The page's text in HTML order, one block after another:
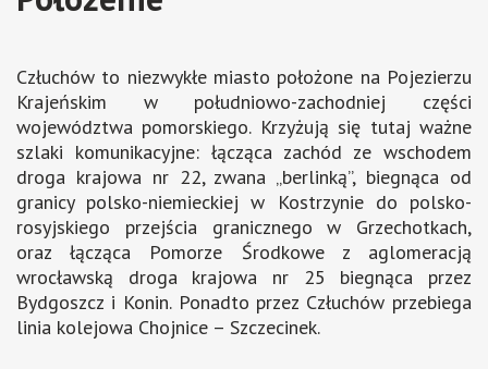
Człuchów to niezwykłe miasto położone na Pojezierzu
Krajeńskim w południowo-zachodniej części
województwa pomorskiego. Krzyżują się tutaj ważne
szlaki komunikacyjne: łącząca zachód ze wschodem
droga krajowa nr 22, zwana „berlinką”, biegnąca od
granicy polsko-niemieckiej w Kostrzynie do polsko-
rosyjskiego przejścia granicznego w Grzechotkach,
oraz łącząca Pomorze Środkowe z aglomeracją
wrocławską droga krajowa nr 25 biegnąca przez
Bydgoszcz i Konin. Ponadto przez Człuchów przebiega
linia kolejowa Chojnice – Szczecinek.